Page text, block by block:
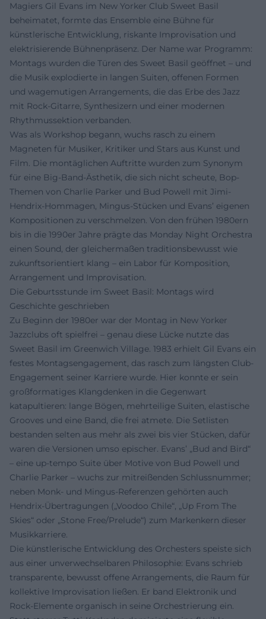
Magiers Gil Evans im New Yorker Club Sweet Basil
beheimatet, formte das Ensemble eine Bühne für
künstlerische Entwicklung, riskante Improvisation und
elektrisierende Bühnenpräsenz. Der Name war Programm:
Montags wurden die Türen des Sweet Basil geöffnet – und
die Musik explodierte in langen Suiten, offenen Formen
und wagemutigen Arrangements, die das Erbe des Jazz
mit Rock-Gitarre, Synthesizern und einer modernen
Rhythmussektion verbanden.
Was als Workshop begann, wuchs rasch zu einem
Magneten für Musiker, Kritiker und Stars aus Kunst und
Film. Die montäglichen Auftritte wurden zum Synonym
für eine Big-Band-Ästhetik, die sich nicht scheute, Bop-
Themen von Charlie Parker und Bud Powell mit Jimi-
Hendrix-Hommagen, Mingus-Stücken und Evans’ eigenen
Kompositionen zu verschmelzen. Von den frühen 1980ern
bis in die 1990er Jahre prägte das Monday Night Orchestra
einen Sound, der gleichermaßen traditionsbewusst wie
zukunftsorientiert klang – ein Labor für Komposition,
Arrangement und Improvisation.
Die Geburtsstunde im Sweet Basil: Montags wird
Geschichte geschrieben
Zu Beginn der 1980er war der Montag in New Yorker
Jazzclubs oft spielfrei – genau diese Lücke nutzte das
Sweet Basil im Greenwich Village. 1983 erhielt Gil Evans ein
festes Montagsengagement, das rasch zum längsten Club-
Engagement seiner Karriere wurde. Hier konnte er sein
großformatiges Klangdenken in die Gegenwart
katapultieren: lange Bögen, mehrteilige Suiten, elastische
Grooves und eine Band, die frei atmete. Die Setlisten
bestanden selten aus mehr als zwei bis vier Stücken, dafür
waren die Versionen umso epischer. Evans’ „Bud and Bird“
– eine up-tempo Suite über Motive von Bud Powell und
Charlie Parker – wuchs zur mitreißenden Schlussnummer;
neben Monk- und Mingus-Referenzen gehörten auch
Hendrix-Übertragungen („Voodoo Chile“, „Up From The
Skies“ oder „Stone Free/Prelude“) zum Markenkern dieser
Musikkarriere.
Die künstlerische Entwicklung des Orchesters speiste sich
aus einer unverwechselbaren Philosophie: Evans schrieb
transparente, bewusst offene Arrangements, die Raum für
kollektive Improvisation ließen. Er band Elektronik und
Rock-Elemente organisch in seine Orchestrierung ein.